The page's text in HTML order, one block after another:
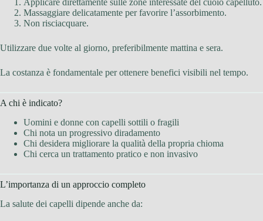
Applicare direttamente sulle zone interessate del cuoio capelluto.
Massaggiare delicatamente per favorire l’assorbimento.
Non risciacquare.
Utilizzare due volte al giorno, preferibilmente mattina e sera.
La costanza è fondamentale per ottenere benefici visibili nel tempo.
A chi è indicato?
Uomini e donne con capelli sottili o fragili
Chi nota un progressivo diradamento
Chi desidera migliorare la qualità della propria chioma
Chi cerca un trattamento pratico e non invasivo
L’importanza di un approccio completo
La salute dei capelli dipende anche da: